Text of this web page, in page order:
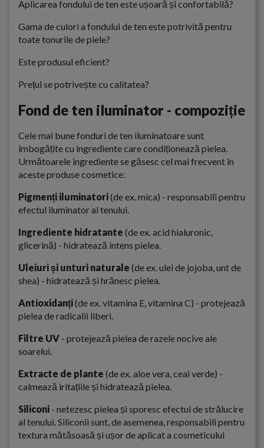
Aplicarea fondului de ten este ușoară și confortabilă?
Gama de culori a fondului de ten este potrivită pentru
toate tonurile de piele?
Este produsul eficient?
Prețul se potrivește cu calitatea?
Fond de ten iluminator - compoziție
Cele mai bune fonduri de ten iluminatoare sunt
îmbogățite cu ingrediente care condiționează pielea.
Următoarele ingrediente se găsesc cel mai frecvent în
aceste produse cosmetice:
Pigmenți iluminatori(de ex. mica) - responsabili pentru
efectul iluminator al tenului.
Ingrediente hidratante (de ex. acid hialuronic,
glicerină) - hidratează intens pielea.
Uleiuri și unturi naturale (de ex. ulei de jojoba, unt de
shea) - hidratează și hrănesc pielea.
Antioxidanți(de ex. vitamina E, vitamina C) - protejează
pielea de radicalii liberi.
Filtre UV - protejează pielea de razele nocive ale
soarelui.
Extracte de plante (de ex. aloe vera, ceai verde) -
calmează iritațiile și hidratează pielea.
Siliconi - netezesc pielea și sporesc efectul de strălucire
al tenului.Siliconii sunt, de asemenea, responsabili pentru
textura mătăsoasă și ușor de aplicat a cosmeticului